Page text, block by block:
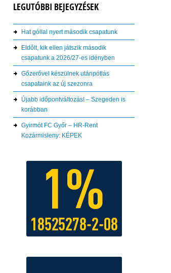
LEGUTÓBBI BEJEGYZÉSEK
Hat góllal nyert második csapatunk
Eldőlt, kik ellen játszik második
csapatunk a 2026/27-es idényben
Gőzerővel készülnek utánpótlás
csapataink az új szezonra
Újabb időpontváltozás! – Szegeden is
korábban
Gyirmót FC Győr – HR-Rent
Kozármisleny: KÉPEK